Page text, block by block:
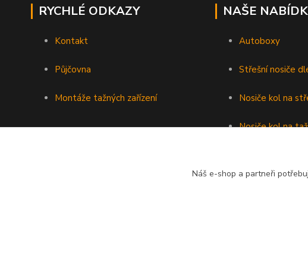
RYCHLÉ ODKAZY
Kontakt
Půjčovna
Montáže tažných zařízení
NAŠE
Autoboxy
Střešní nosiče
Nosiče kol na
Nosiče kol na
Náš e-shop a partneři